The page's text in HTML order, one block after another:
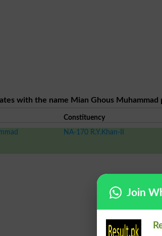
with the name Mian Ghous
Constituency
NA-170 R.Y.Khan-II
Join